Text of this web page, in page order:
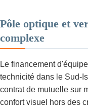
Pôle optique et
complexe
Le financement
technicité dans le Sud-
contrat de mutuelle sur
confort visuel hors des